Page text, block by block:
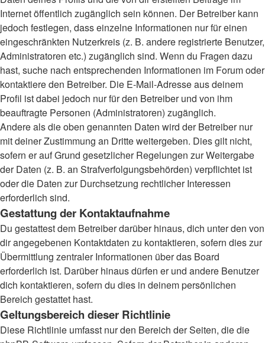
Internet öffentlich zugänglich sein können. Der Betreiber kann
jedoch festlegen, dass einzelne Informationen nur für einen
eingeschränkten Nutzerkreis (z. B. andere registrierte Benutzer,
Administratoren etc.) zugänglich sind. Wenn du Fragen dazu
hast, suche nach entsprechenden Informationen im Forum oder
kontaktiere den Betreiber. Die E-Mail-Adresse aus deinem
Profil ist dabei jedoch nur für den Betreiber und von ihm
beauftragte Personen (Administratoren) zugänglich.
Andere als die oben genannten Daten wird der Betreiber nur
mit deiner Zustimmung an Dritte weitergeben. Dies gilt nicht,
sofern er auf Grund gesetzlicher Regelungen zur Weitergabe
der Daten (z. B. an Strafverfolgungsbehörden) verpflichtet ist
oder die Daten zur Durchsetzung rechtlicher Interessen
erforderlich sind.
Gestattung der Kontaktaufnahme
Du gestattest dem Betreiber darüber hinaus, dich unter den von
dir angegebenen Kontaktdaten zu kontaktieren, sofern dies zur
Übermittlung zentraler Informationen über das Board
erforderlich ist. Darüber hinaus dürfen er und andere Benutzer
dich kontaktieren, sofern du dies in deinem persönlichen
Bereich gestattet hast.
Geltungsbereich dieser Richtlinie
Diese Richtlinie umfasst nur den Bereich der Seiten, die die